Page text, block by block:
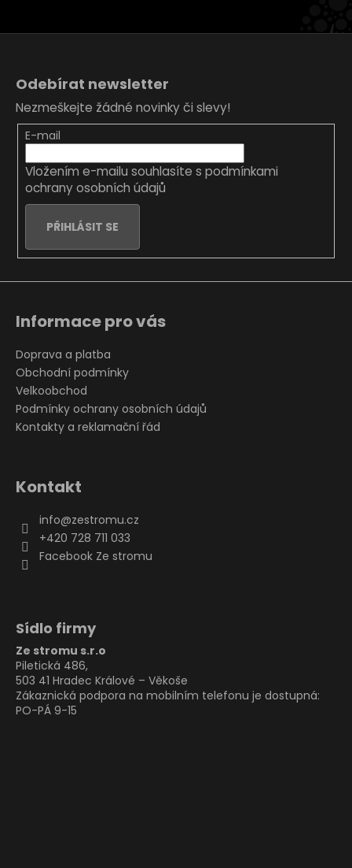
Odebírat newsletter
Nezmeškejte žádné novinky či slevy!
E-mail
Vložením e-mailu souhlasíte s podmínkami
ochrany osobních údajů
PŘIHLÁSIT SE
Informace pro vás
Doprava a platba
Obchodní podmínky
Velkoobchod
Podmínky ochrany osobních údajů
Kontakty a reklamační řád
Kontakt
info@zestromu.cz
+420 728 711 033
Facebook Ze stromu
Sídlo firmy
Ze stromu s.r.o
Piletická 486,
503 41 Hradec Králové – Věkoše
Zákaznická podpora na mobilním telefonu je dostupná:
PO-PÁ 9-15